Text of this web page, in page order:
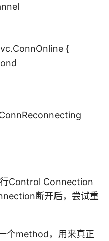
{
Control Connection
断开后，尝试重
个method，用来真正